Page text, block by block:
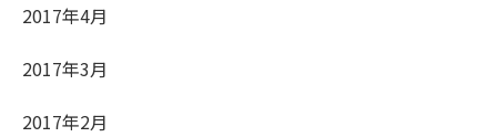
2017年4月
2017年3月
2017年2月